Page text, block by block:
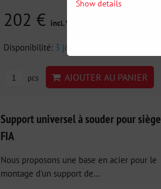
202 € incl. VAT
Disponibilité: 3 jours
pcs AJOUTER AU PANIER
Support universel à souder pour siège
FIA
Nous proposons une base en acier pour le
montage d'un support de...
Show details